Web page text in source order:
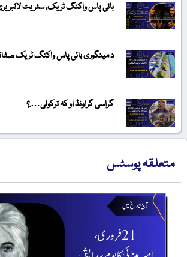
بائی پاس واکنگ ٹریک، سٹریٹ
د مینگوری بائی پاس واکنگ ٹریک
گراسی گراونڈ او کہ ترکولی….؟
متعلقہ پوسٹس